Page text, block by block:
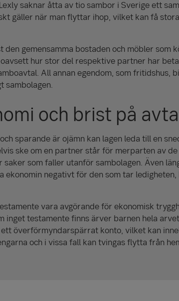
saknar åtta av tio sambor i Sverige ett
gäller när man flyttar ihop, vilket kan få
gemensamma bostaden och möbler som
hur stor del respektive partner har
All annan egendom, som fritidshus,
sambolagen.
och brist på
sparande är ojämn kan lagen leda till en
ske om en partner står för merparten av
som faller utanför sambolagen. Även
negativt för den som tar ledigheten,
vara avgörande för ekonomisk
inget testamente finns ärver barnen hela
överförmyndarspärrat konto, vilket kan
och i vissa fall kan tvingas flytta från